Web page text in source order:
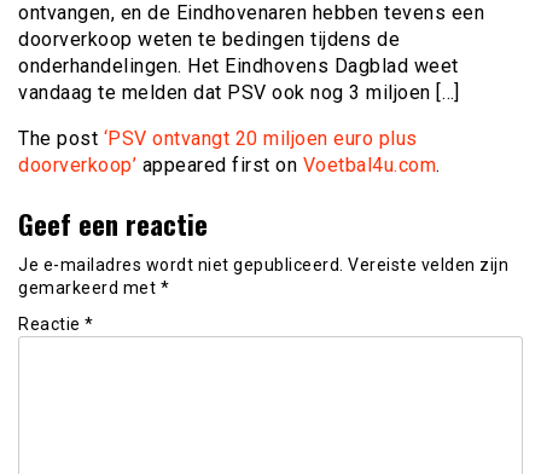
ontvangen, en de Eindhovenaren hebben tevens een
doorverkoop weten te bedingen tijdens de
onderhandelingen. Het Eindhovens Dagblad weet
vandaag te melden dat PSV ook nog 3 miljoen […]
The post ‘PSV ontvangt 20 miljoen euro plus
doorverkoop’ appeared first on Voetbal4u.com.
Geef een reactie
Je e-mailadres wordt niet gepubliceerd. Vereiste velden zijn
gemarkeerd met *
Reactie *